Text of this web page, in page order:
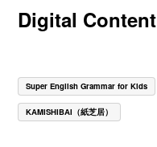
Digital Content
Super English Grammar for Kids
KAMISHIBAI（紙芝居）